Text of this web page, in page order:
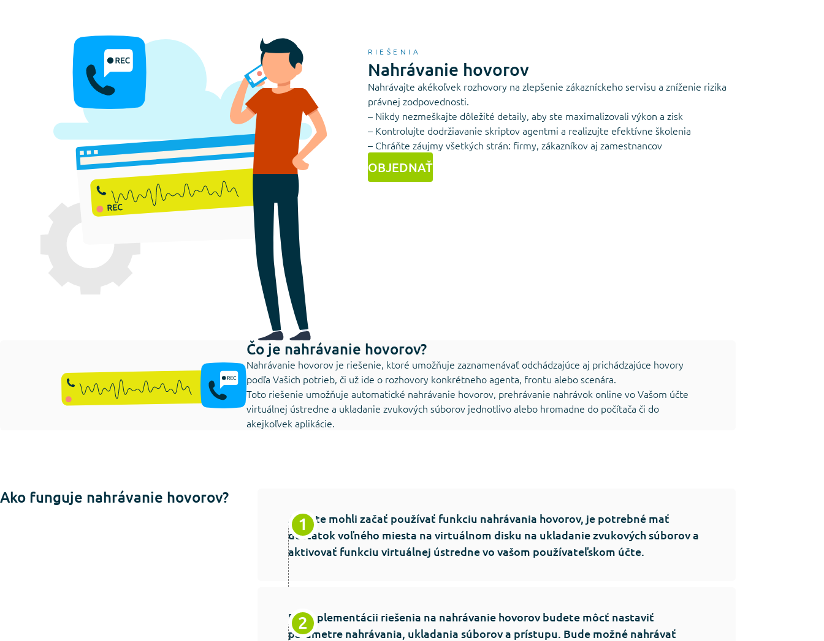
RIEŠENIA
Nahrávanie hovorov
Nahrávajte akékoľvek rozhovory na zlepšenie zákazníckeho servisu a zníženie rizika
právnej zodpovednosti.
– Nikdy nezmeškajte dôležité detaily, aby ste maximalizovali výkon a zisk
– Kontrolujte dodržiavanie skriptov agentmi a realizujte efektívne školenia
– Chráňte záujmy všetkých strán: firmy, zákazníkov aj zamestnancov
OBJEDNAŤ
Čo je nahrávanie hovorov?
Nahrávanie hovorov je riešenie, ktoré umožňuje zaznamenávať odchádzajúce aj prichádzajúce hovory
podľa Vašich potrieb, či už ide o rozhovory konkrétneho agenta, frontu alebo scenára.
Toto riešenie umožňuje automatické nahrávanie hovorov, prehrávanie nahrávok online vo Vašom účte
virtuálnej ústredne a ukladanie zvukových súborov jednotlivo alebo hromadne do počítača či do
akejkoľvek aplikácie.
Ako funguje nahrávanie hovorov?
Aby ste mohli začať používať funkciu nahrávania hovorov, je potrebné mať
dostatok voľného miesta na virtuálnom disku na ukladanie zvukových súborov a
aktivovať funkciu virtuálnej ústredne vo vašom používateľskom účte.
Po implementácii riešenia na nahrávanie hovorov budete môcť nastaviť
parametre nahrávania, ukladania súborov a prístupu. Bude možné nahrávať